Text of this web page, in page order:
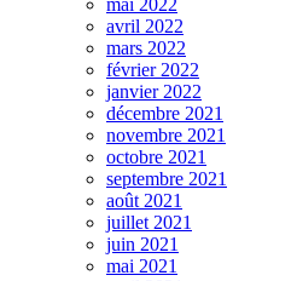
avril 2022
mars 2022
février 2022
janvier 2022
décembre 2021
novembre 2021
octobre 2021
septembre 2021
août 2021
juillet 2021
juin 2021
mai 2021